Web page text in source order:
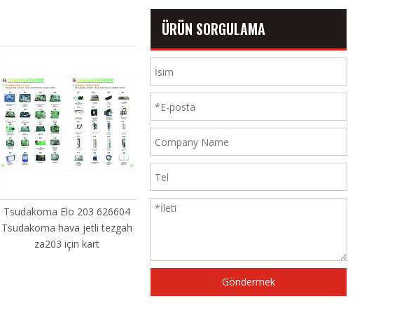
Tsudakoma Elo 203 626604
Tsudakoma hava jetli tezgah
za203 için kart
Tsudakoma Su 310 W 697310-
ÜRÜN SORGULAMA
Göndermek